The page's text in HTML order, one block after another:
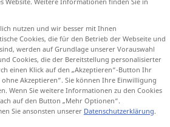
nutzen und wir besser mit Ihnen
Cookies, die für den Betrieb der Webseite und
werden auf Grundlage unserer Vorauswahl
Cookies, die der Bereitstellung personalisierter
einen Klick auf den „Akzeptieren“-Button Ihr
Akzeptieren“. Sie können Ihre Einwilligung
Wenn Sie weitere Informationen zu den Cookies
auf den Button „Mehr Optionen“.
Sie ansonsten unserer Datenschutzerklärung.